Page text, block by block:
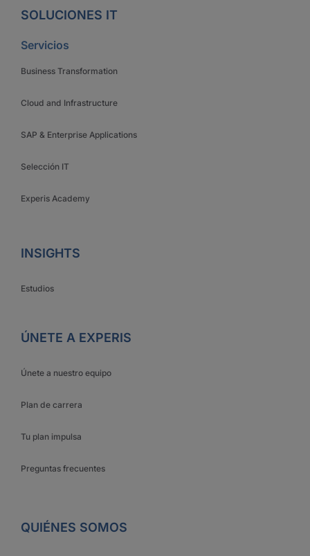
SOLUCIONES IT
Servicios
Business Transformation
Cloud and Infrastructure
SAP & Enterprise Applications
Selección IT
Experis Academy
INSIGHTS
Estudios
ÚNETE A EXPERIS
Únete a nuestro equipo
Plan de carrera
Tu plan impulsa
Preguntas frecuentes
QUIÉNES SOMOS